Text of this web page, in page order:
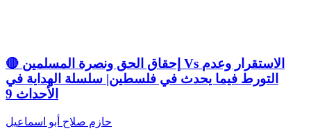
🔴 إحقاق الحق ونصرة المسلمين Vs الاستقرار وعدم
التورط فيما يحدث في فلسطين| سلسلة الهداية في
الأحداث 9
حازم صلاح أبو اسماعيل